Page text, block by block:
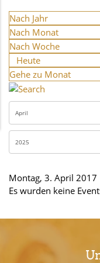
Nach Jahr
Nach Monat
Nach Woche
Heute
Gehe zu Monat
Montag, 3. April 2017
Es wurden keine